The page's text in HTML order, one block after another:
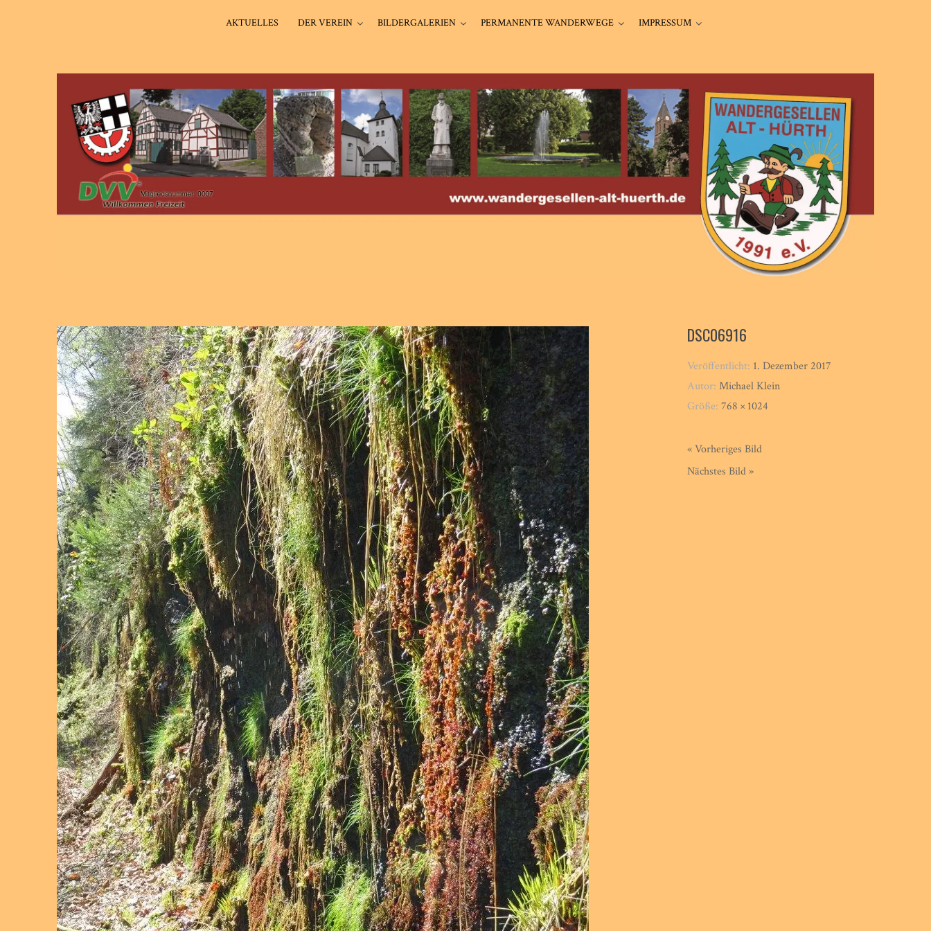
AKTUELLES DER VEREIN BILDERGALERIEN PERMANENTE WANDERWEGE IMPRESSUM
DSC06916
Veröffentlicht: 1. Dezember 2017
Autor:Michael Klein
Größe:768 × 1024
« Vorheriges Bild
Nächstes Bild »